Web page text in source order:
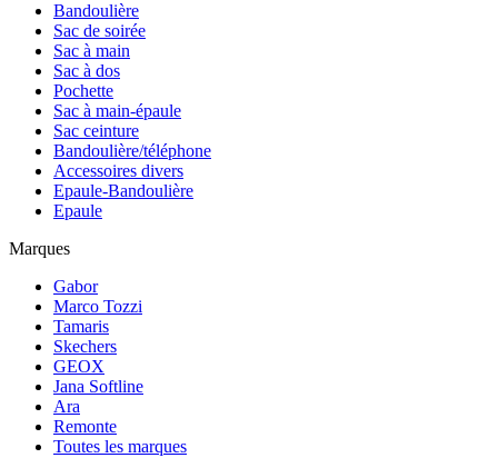
Bandoulière
Sac de soirée
Sac à main
Sac à dos
Pochette
Sac à main-épaule
Sac ceinture
Bandoulière/téléphone
Accessoires divers
Epaule-Bandoulière
Epaule
Marques
Gabor
Marco Tozzi
Tamaris
Skechers
GEOX
Jana Softline
Ara
Remonte
Toutes les marques